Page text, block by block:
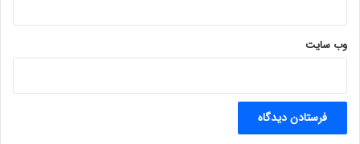
وب‌ سایت